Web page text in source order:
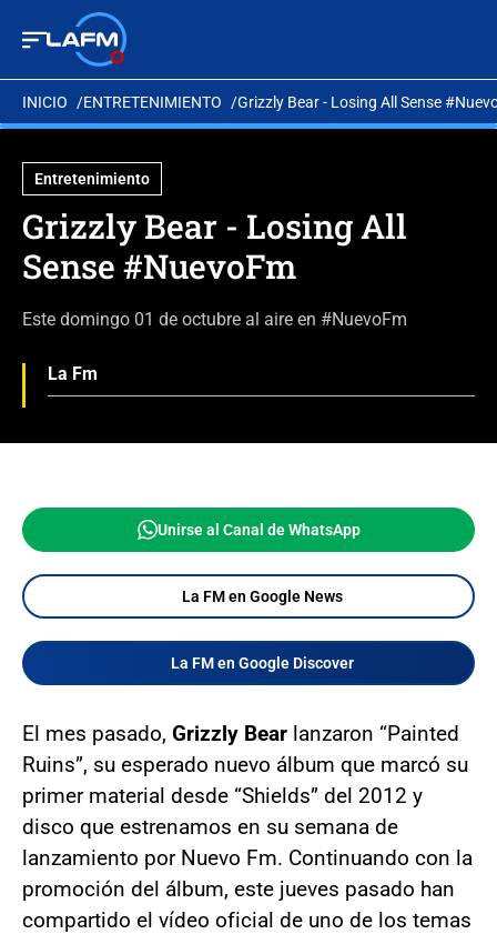
INICIO ENTRETENIMIENTO Grizzly Bear - Losing All Sense
Entretenimiento
Grizzly Bear - Losing All
Sense #NuevoFm
Este domingo 01 de octubre al aire en #NuevoFm
La Fm
Unirse al Canal de WhatsApp
La FM en Google News
La FM en Google Discover
El mes pasado, Grizzly Bear lanzaron “Painted
Ruins”, su esperado nuevo álbum que marcó su
primer material desde “Shields” del 2012 y
disco que estrenamos en su semana de
lanzamiento por Nuevo Fm. Continuando con la
promoción del álbum, este jueves pasado han
compartido el vídeo oficial de uno de los temas